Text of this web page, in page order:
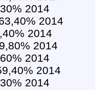
2014
2014
2014
2014
2014
2014
2014